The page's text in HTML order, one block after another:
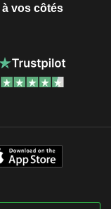
à vos côtés